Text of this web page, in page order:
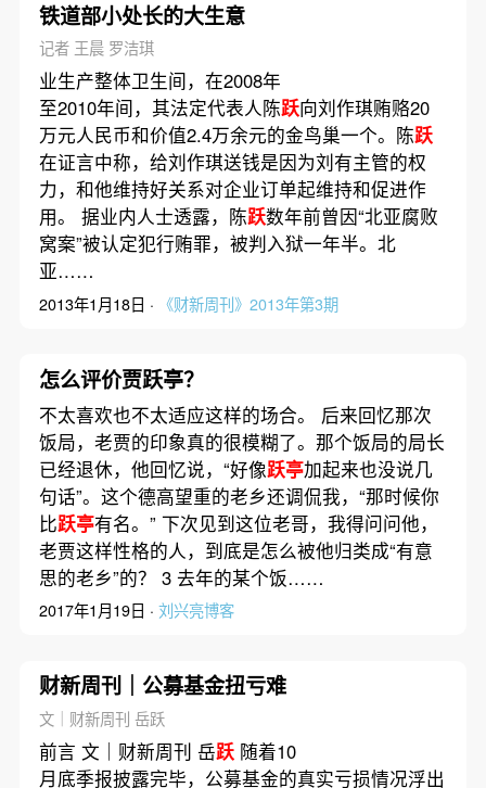
铁道部小处长的大生意
记者 王晨 罗洁琪
业生产整体卫生间，在2008年
至2010年间，其法定代表人陈跃向刘作琪贿赂20
万元人民币和价值2.4万余元的金鸟巢一个。陈跃
在证言中称，给刘作琪送钱是因为刘有主管的权
力，和他维持好关系对企业订单起维持和促进作
用。 据业内人士透露，陈跃数年前曾因“北亚腐败
窝案”被认定犯行贿罪，被判入狱一年半。北
亚……
2013年1月18日 · 《财新周刊》2013年第3期
怎么评价贾跃亭？
不太喜欢也不太适应这样的场合。 后来回忆那次
饭局，老贾的印象真的很模糊了。那个饭局的局长
已经退休，他回忆说，“好像跃亭加起来也没说几
句话”。这个德高望重的老乡还调侃我，“那时候你
比跃亭有名。” 下次见到这位老哥，我得问问他，
老贾这样性格的人，到底是怎么被他归类成“有意
思的老乡”的？ 3 去年的某个饭……
2017年1月19日 · 刘兴亮博客
财新周刊｜公募基金扭亏难
文｜财新周刊 岳跃
前言 文｜财新周刊 岳跃随着10
月底季报披露完毕，公募基金的真实亏损情况浮出